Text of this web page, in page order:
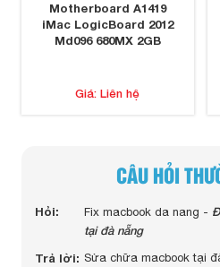
Motherboard A1419
iMac LogicBoard 2012
Md096 680MX 2GB
Giá: Liên hệ
CÂU HỎI
Hỏi: Fix macbook da nang -
tại đà nẵng
Trả lời: Sửa chữa macbook tại